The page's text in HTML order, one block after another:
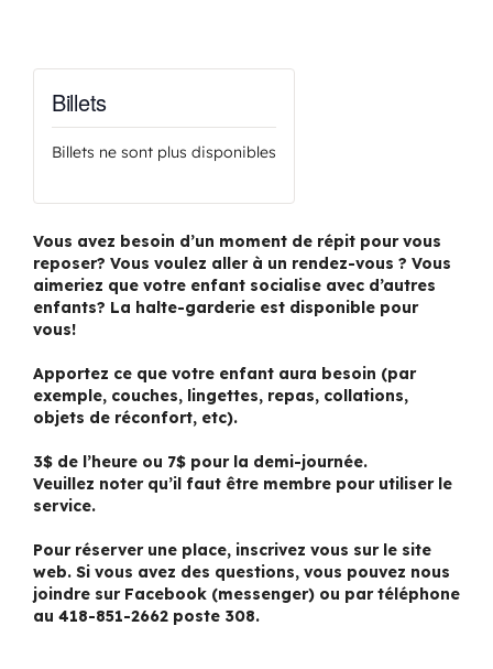
Billets
Billets ne sont plus disponibles
Vous avez besoin d’un moment de répit pour vous
reposer? Vous voulez aller à un rendez-vous ? Vous
aimeriez que votre enfant socialise avec d’autres
enfants? La halte-garderie est disponible pour
vous!
Apportez ce que votre enfant aura besoin (par
exemple, couches, lingettes, repas, collations,
objets de réconfort, etc).
3$ de l’heure ou 7$ pour la demi-journée.
Veuillez noter qu’il faut être membre pour utiliser le
service.
Pour réserver une place, inscrivez vous sur le site
web. Si vous avez des questions, vous pouvez nous
joindre sur Facebook (messenger) ou par téléphone
au 418-851-2662 poste 308.